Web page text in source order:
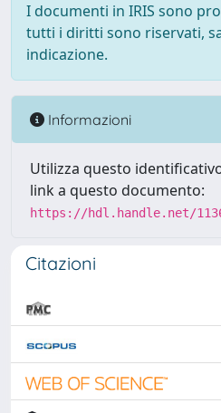
I documenti in IRIS sono
tutti i diritti sono riservati,
indicazione.
Informazioni
Utilizza questo
link a questo documento:
https://hdl.handle.net/
Citazioni